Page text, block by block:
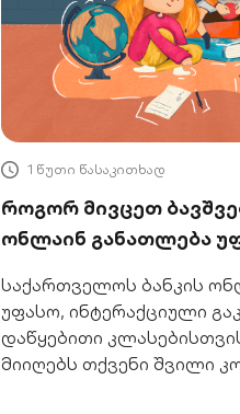
1 წუთი წასაკითხად
როგორ მივცეთ
ონლაინ განათლება
საქართველოს ბანკის
უფასო, ინტერაქციული
დაწყებითი
მიიღებს თქვენი შვილი